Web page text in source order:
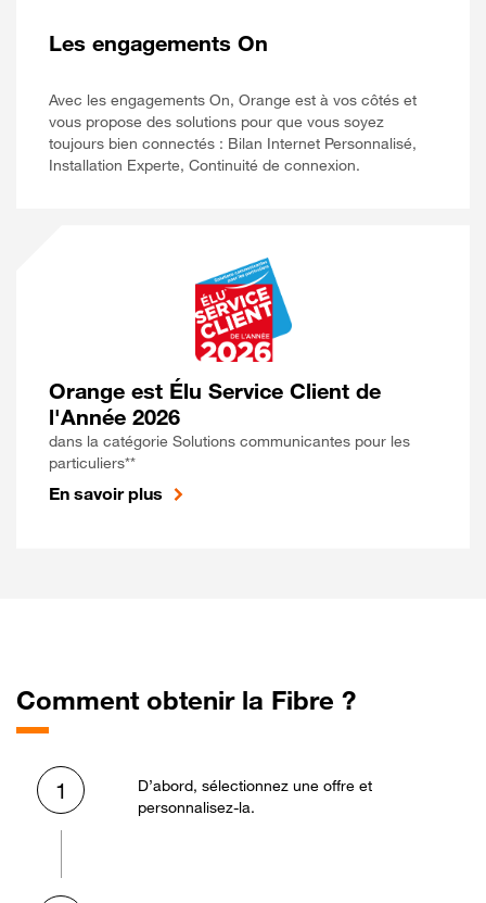
Les engagements On
Avec les engagements On, Orange est à vos côtés et
vous propose des solutions pour que vous soyez
toujours bien connectés : Bilan Internet Personnalisé,
Installation Experte, Continuité de connexion.
Orange est Élu Service Client de
l'Année 2026
dans la catégorie Solutions communicantes pour les
particuliers**
En savoir plus
Comment obtenir la Fibre ?
1
D’abord, sélectionnez une offre et
personnalisez-la.